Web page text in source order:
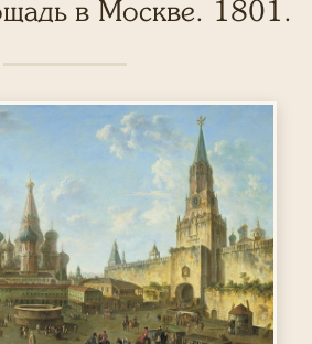
в Москве. 1801.